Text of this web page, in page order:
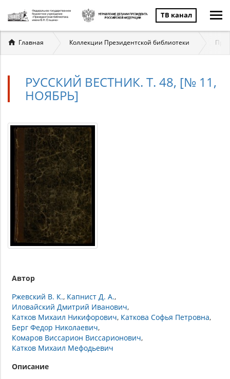
ТВ канал
Вы
здесь
Главная Коллекции Президентской библиотеки
РУССКИЙ ВЕСТНИК. Т. 48, [№ 11,
НОЯБРЬ]
Автор
Ржевский В. К. Капнист Д. А.
Иловайский Дмитрий Иванович
Катков Михаил Никифорович Каткова Софья Петровна
Берг Федор Николаевич
Комаров Виссарион Виссарионович
Катков Михаил Мефодьевич
Описание